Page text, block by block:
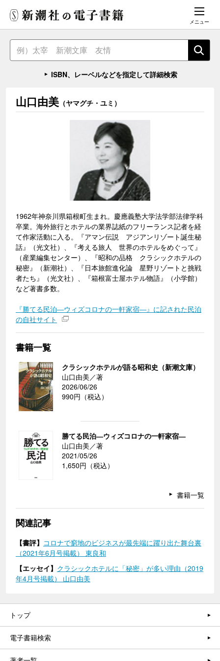
メニュー
ISBN、レーベルなどを指定して詳細検索
山口由美 （ヤマグチ・ユミ）
1962年神奈川県箱根町生まれ。慶應義塾大学法学部法律学科
卒業。海外旅行とホテルの業界誌紙のフリーランス記者を経
て作家活動に入る。『アマン伝説 アジアンリゾート誕生秘
話』（光文社）、『考える旅人 世界のホテルをめぐって』
（産業編集センター）、『昭和の品格 クラシックホテルの
秘密』（新潮社）、『日本旅館進化論 星野リゾートと挑戦
者たち』（光文社）、『箱根富士屋ホテル物語』（小学館）
など著書多数。
『勝てる民泊―ウィズコロナの一軒家宿―』に記された民泊
の自社サイト
書籍一覧
クラシックホテルが語る昭和史（新潮文庫）
山口由美／著
2026/06/26
990円（税込）
勝てる民泊―ウィズコロナの一軒家宿―
山口由美／著
2021/05/26
1,650円（税込）
書籍一覧
関連記事
【書評】 コロナで窮地のビジネスが最先端に躍り出た舞台裏
（2021年6月号掲載） 東良和
【エッセイ】 クラシックホテルに「秘密」が多い理由（2019
年4月号掲載） 山口由美
トップ
電子書籍検索